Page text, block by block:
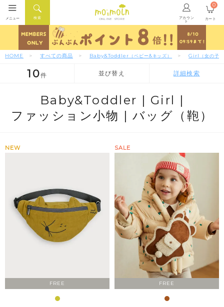
ONLINE STORE アカウン
ト
検索
メニュー カート
0
HOME すべての商品 Baby&Toddler （ベビー&キッズ） Girl （女の子）
並び替え
価格が安い順
10件 詳細検索
Baby&Toddler | Girl |
ファッション小物 | バッグ（鞄）
FREE
NEW
FREE
SALE